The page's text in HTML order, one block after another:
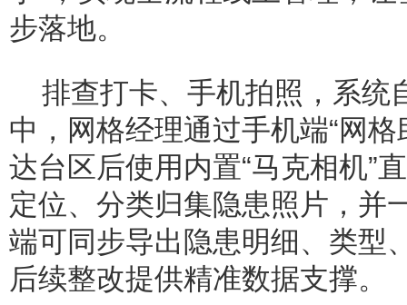
步落地。
排查打卡、手机拍照，系统
中，网格经理通过手机端“网
达台区后使用内置“马克相机”
定位、分类归集隐患照片，并
端可同步导出隐患明细、类型
后续整改提供精准数据支撑。